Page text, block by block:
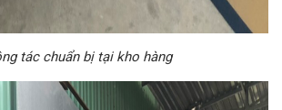
tác chuẩn bị tại kho hàng